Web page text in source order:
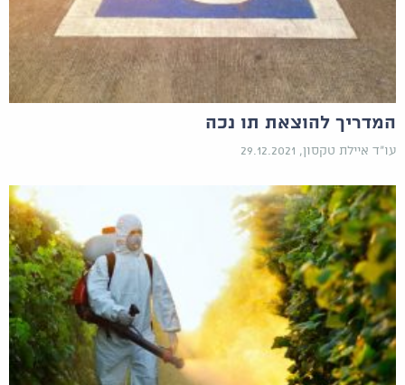
המדריך להוצאת תו נכה
עו"ד איילת טקסון, 29.12.2021